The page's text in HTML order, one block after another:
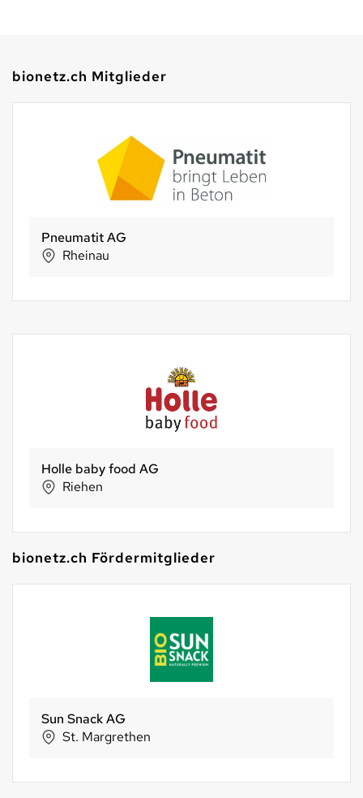
bionetz.ch Mitglieder
Pneumatit AG
Rheinau
Holle baby food AG
Riehen
bionetz.ch Fördermitglieder
Sun Snack AG
St. Margrethen